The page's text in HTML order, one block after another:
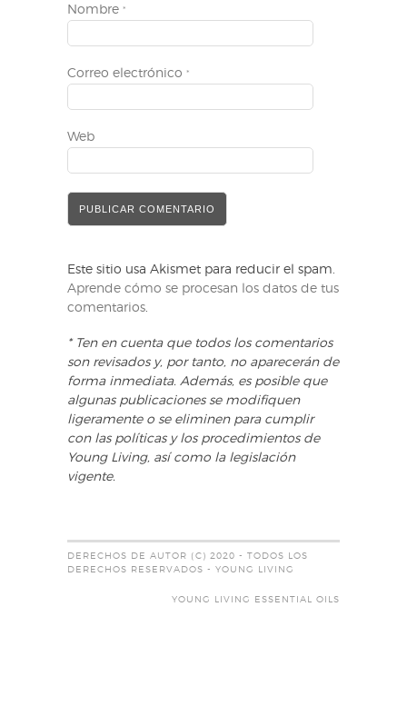
Nombre *
Correo electrónico *
Web
Este sitio usa Akismet para reducir el spam.
Aprende cómo se procesan los datos de tus
comentarios.
* Ten en cuenta que todos los comentarios
son revisados y, por tanto, no aparecerán de
forma inmediata. Además, es posible que
algunas publicaciones se modifiquen
ligeramente o se eliminen para cumplir
con las políticas y los procedimientos de
Young Living, así como la legislación
vigente.
DERECHOS DE AUTOR (C) 2020 - TODOS LOS
DERECHOS RESERVADOS - YOUNG LIVING
YOUNG LIVING ESSENTIAL OILS